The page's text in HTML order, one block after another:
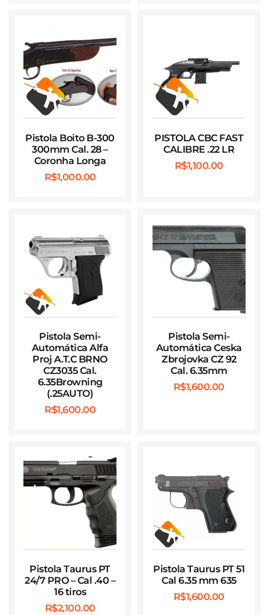
Pistola Boito B-300
300mm Cal. 28 –
Coronha Longa
R$1,000.00
PISTOLA CBC FAST
CALIBRE .22 LR
R$1,100.00
Pistola Semi-
Automática Alfa
Proj A.T.C BRNO
CZ3035 Cal.
6.35Browning
(.25AUTO)
R$1,600.00
Pistola Semi-
Automática Ceska
Zbrojovka CZ 92
Cal. 6.35mm
R$1,600.00
Pistola Taurus PT
24/7 PRO – Cal .40 –
16 tiros
R$2,100.00
Pistola Taurus PT 51
Cal 6.35 mm 635
R$1,600.00